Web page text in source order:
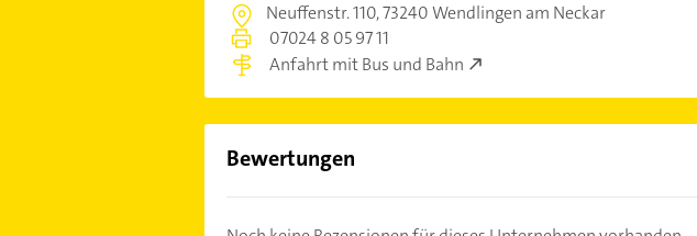
Neuffenstr. 110,73240 Wendlingen am Neckar
07024 8 05 97 11
Anfahrt mit Bus und Bahn
Bewertungen